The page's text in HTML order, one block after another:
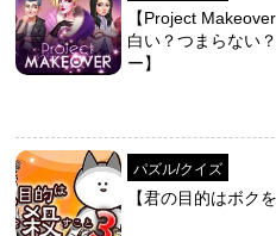
【Project
白い？つまらない
ー】
パズル/クイズ
【君の目的はボク